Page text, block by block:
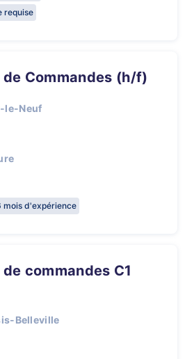
requise
de Commandes (h/f)
le-Neuf
mois d'expérience
Belleville